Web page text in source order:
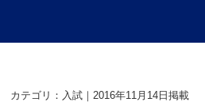
カテゴリ：入試｜2016年11月14日掲載